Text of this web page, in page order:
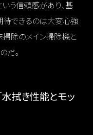
いう信頼感があり、基
待できるのは大変心強
掃除のメイン掃除機と
だ。
水拭き性能とモッ